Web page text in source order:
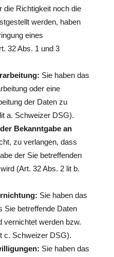
die Richtigkeit noch die
werden, haben
eines
32 Abs. 1 und 3
Sie haben das
oder eine
der Daten zu
a. Schweizer DSG).
Bekanntgabe an
zu verlangen, dass
der Sie betreffenden
(Art. 32 Abs. 2 lit b.
Sie haben das
Sie betreffende Daten
vernichtet werden bzw.
c. Schweizer DSG).
Sie haben das